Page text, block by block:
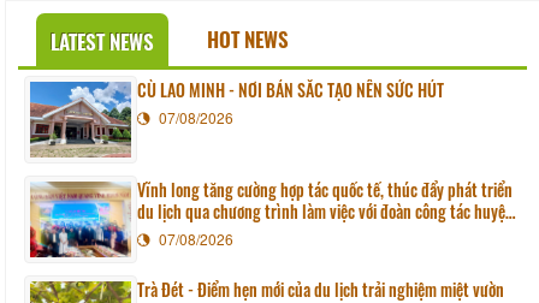
LATEST NEWS HOT NEWS
CÙ LAO MINH - NƠI BẢN SẮC TẠO NÊN SỨC HÚT
07/08/2026
Vĩnh long tăng cường hợp tác quốc tế, thúc đẩy phát triển
du lịch qua chương trình làm việc với đoàn công tác huyện
Sunchang (Hàn quốc)
07/08/2026
Trà Đét - Điểm hẹn mới của du lịch trải nghiệm miệt vườn